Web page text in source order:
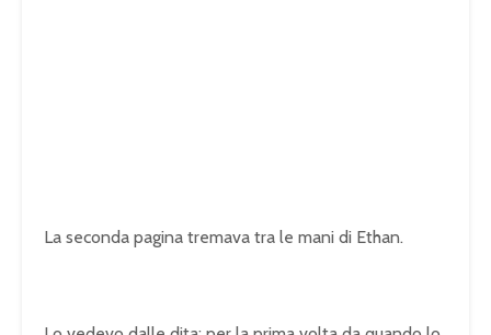
La seconda pagina tremava tra le mani di Ethan.